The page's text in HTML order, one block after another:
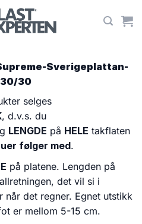
Sverigeplattan-
30
selges
, d.v.s. du
LENGDE på HELE takflaten
følger med.
på platene. Lengden på
det vil si i
når det regner. Egnet utstikk
er mellom 5-15 cm.